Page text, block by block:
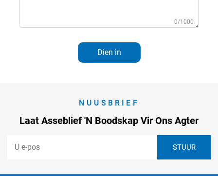
0/1000
Dien in
NUUSBRIEF
Laat Asseblief 'n Boodskap Vir Ons Agter